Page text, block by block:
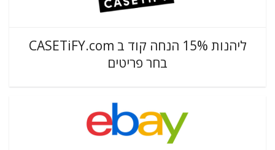
ליהנות 15% הנחה קוד ב CASETiFY.com
בחר פריטים